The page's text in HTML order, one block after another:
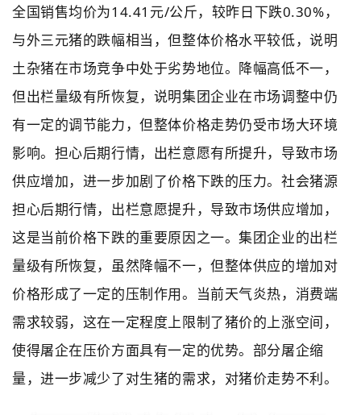
全国销售均价为14.41元/公斤，较昨日下跌0.30%，
与外三元猪的跌幅相当，但整体价格水平较低，说明
土杂猪在市场竞争中处于劣势地位。降幅高低不一，
但出栏量级有所恢复，说明集团企业在市场调整中仍
有一定的调节能力，但整体价格走势仍受市场大环境
影响。担心后期行情，出栏意愿有所提升，导致市场
供应增加，进一步加剧了价格下跌的压力。社会猪源
担心后期行情，出栏意愿提升，导致市场供应增加，
这是当前价格下跌的重要原因之一。集团企业的出栏
量级有所恢复，虽然降幅不一，但整体供应的增加对
价格形成了一定的压制作用。当前天气炎热，消费端
需求较弱，这在一定程度上限制了猪价的上涨空间，
使得屠企在压价方面具有一定的优势。部分屠企缩
量，进一步减少了对生猪的需求，对猪价走势不利。